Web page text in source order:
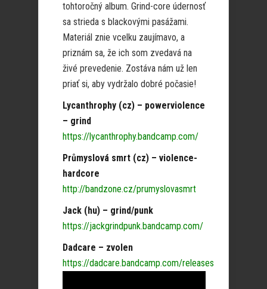
tohtoročný album. Grind-core údernosť
sa strieda s blackovými pasážami.
Materiál znie vcelku zaujímavo, a
priznám sa, že ich som zvedavá na
živé prevedenie. Zostáva nám už len
priať si, aby vydržalo dobré počasie!
Lycanthrophy (cz) – powerviolence
– grind
https://lycanthrophy.bandcamp.com/
Průmyslová smrt (cz) – violence-
hardcore
http://bandzone.cz/prumyslovasmrt
Jack (hu) – grind/punk
https://jackgrindpunk.bandcamp.com/
Dadcare – zvolen
https://dadcare.bandcamp.com/releases